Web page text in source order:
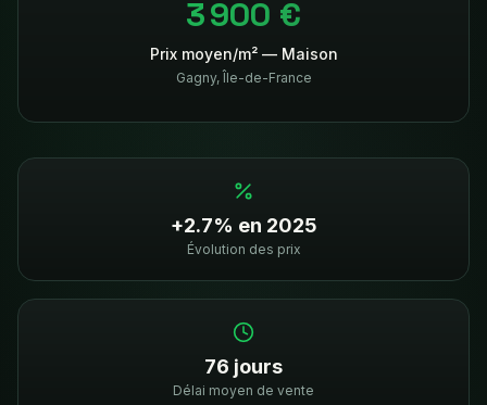
3 900 €
Prix moyen/m² — Maison
Gagny, Île-de-France
+2.7% en 2025
Évolution des prix
76 jours
Délai moyen de vente